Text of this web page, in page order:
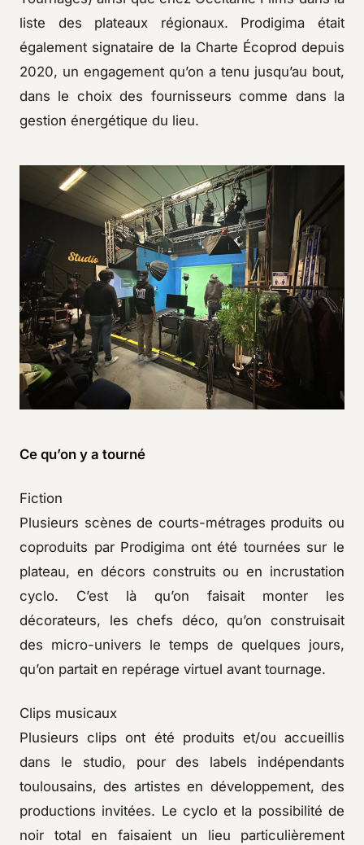
liste des plateaux régionaux. Prodigima était
également signataire de la Charte Écoprod depuis
2020, un engagement qu’on a tenu jusqu’au bout,
dans le choix des fournisseurs comme dans la
gestion énergétique du lieu.
Ce qu’on y a tourné
Fiction
Plusieurs scènes de courts-métrages produits ou
coproduits par Prodigima ont été tournées sur le
plateau, en décors construits ou en incrustation
cyclo. C’est là qu’on faisait monter les
décorateurs, les chefs déco, qu’on construisait
des micro-univers le temps de quelques jours,
qu’on partait en repérage virtuel avant tournage.
Clips musicaux
Plusieurs clips ont été produits et/ou accueillis
dans le studio, pour des labels indépendants
toulousains, des artistes en développement, des
productions invitées. Le cyclo et la possibilité de
noir total en faisaient un lieu particulièrement